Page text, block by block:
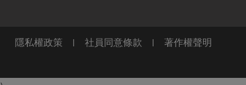
隱私權政策 | 社員同意條款 | 著作權聲明